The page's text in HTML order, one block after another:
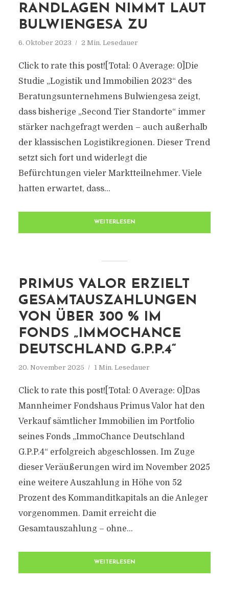
RANDLAGEN NIMMT LAUT
BULWIENGESA ZU
6. Oktober 2023 2 Min. Lesedauer
Click to rate this post![Total: 0 Average: 0]Die
Studie „Logistik und Immobilien 2023“ des
Beratungsunternehmens Bulwiengesa zeigt,
dass bisherige „Second Tier Standorte“ immer
stärker nachgefragt werden – auch außerhalb
der klassischen Logistikregionen. Dieser Trend
setzt sich fort und widerlegt die
Befürchtungen vieler Marktteilnehmer. Viele
hatten erwartet, dass...
WEITERLESEN
PRIMUS VALOR ERZIELT
GESAMTAUSZAHLUNGEN
VON ÜBER 300 % IM
FONDS „IMMOCHANCE
DEUTSCHLAND G.P.P.4“
20. November 2025 1 Min. Lesedauer
Click to rate this post![Total: 0 Average: 0]Das
Mannheimer Fondshaus Primus Valor hat den
Verkauf sämtlicher Immobilien im Portfolio
seines Fonds „ImmoChance Deutschland
G.P.P.4“ erfolgreich abgeschlossen. Im Zuge
dieser Veräußerungen wird im November 2025
eine weitere Auszahlung in Höhe von 52
Prozent des Kommanditkapitals an die Anleger
vorgenommen. Damit erreicht die
Gesamtauszahlung – ohne...
WEITERLESEN